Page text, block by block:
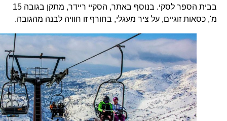
בבית הספר לסקי. בנוסף באתר, הסקיי ריידר, מתקן בגובה 15
מ', כסאות זוגיים, על ציר מעגלי, בחורף זו חוויה לבנה מהגובה.